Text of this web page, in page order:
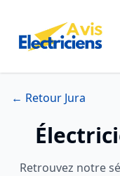
← Retour Jura
Retrouvez notre